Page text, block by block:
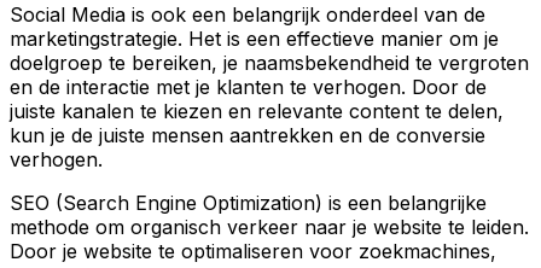
Social Media is ook een belangrijk onderdeel van de
marketingstrategie. Het is een effectieve manier om je
doelgroep te bereiken, je naamsbekendheid te vergroten
en de interactie met je klanten te verhogen. Door de
juiste kanalen te kiezen en relevante content te delen,
kun je de juiste mensen aantrekken en de conversie
verhogen.
SEO (Search Engine Optimization) is een belangrijke
methode om organisch verkeer naar je website te leiden.
Door je website te optimaliseren voor zoekmachines,